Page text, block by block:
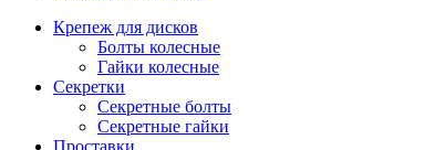
Крепеж для дисков
Болты колесные
Гайки колесные
Секретки
Секретные болты
Секретные гайки
Проставки